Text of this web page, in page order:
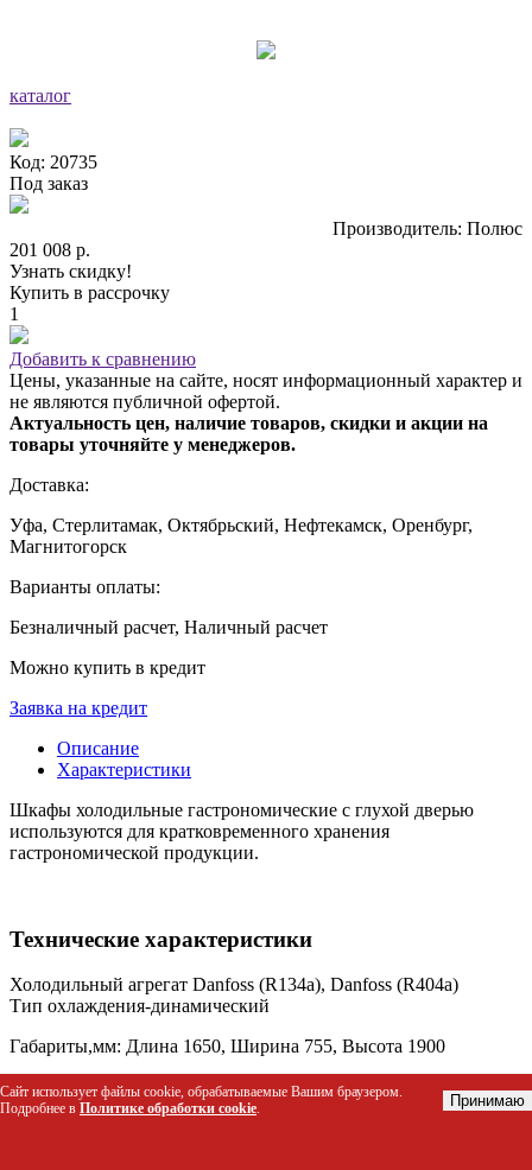
каталог
Код: 20735
Под заказ
Производитель: Полюс
201 008 р.
Узнать скидку!
Купить в рассрочку
1
Добавить к сравнению
Цены, указанные на сайте, носят информационный характер и
не являются публичной офертой.
Актуальность цен, наличие товаров, скидки и акции на
товары уточняйте у менеджеров.
Доставка:
Уфа, Стерлитамак, Октябрьский, Нефтекамск, Оренбург,
Магнитогорск
Варианты оплаты:
Безналичный расчет, Наличный расчет
Можно купить в кредит
Заявка на кредит
Описание
Характеристики
Шкафы холодильные гастрономические с глухой дверью
используются для кратковременного хранения
гастрономической продукции.
Технические характеристики
Холодильный агрегат Danfoss (R134a), Danfoss (R404a)
Тип охлаждения-динамический
Габариты,мм: Длина 1650, Ширина 755, Высота 1900
Масса 200 кг,
t,C до -18,
Сайт использует файлы cookie, обрабатываемые Вашим браузером.
Подробнее в Политике обработки cookie. Принимаю